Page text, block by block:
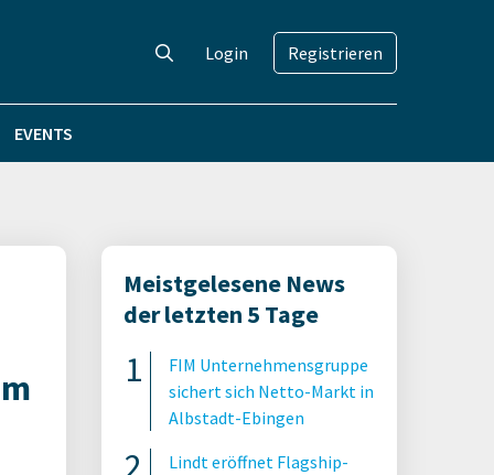
Login Registrieren
EVENTS
Meistgelesene News
der letzten 5 Tage
FIM Unternehmensgruppe
sichert sich Netto-Markt in
Albstadt-Ebingen
Lindt eröffnet Flagship-